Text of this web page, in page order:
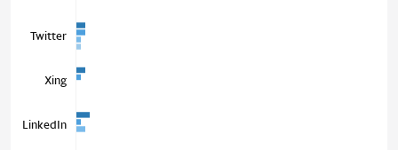
Twitter
Xing
LinkedIn